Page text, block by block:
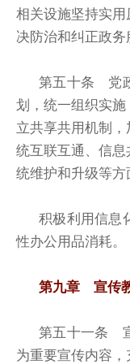
相关设施坚持实
决防治和纠正政务
第五十条 党
划，统一组织实
立共享共用机制
统互联互通、信
统维护和升级等方
积极利用信息
性办公用品消耗。
第九章 宣传
第五十一条
为重要宣传内容